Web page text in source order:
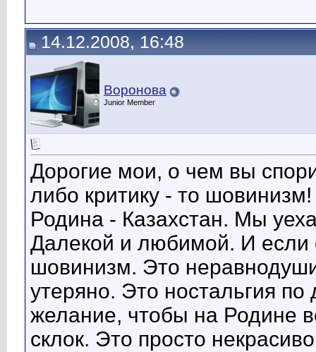
14.12.2008, 16:48
Воронова
Junior Member
Дорогие мои, о чем вы
либо критику - то
Родина - Казахстан. Мы
Далекой и любимой. И если
шовинизм. Это
утеряно. Это ностальгия
желание, чтобы на Родине
склок. Это просто